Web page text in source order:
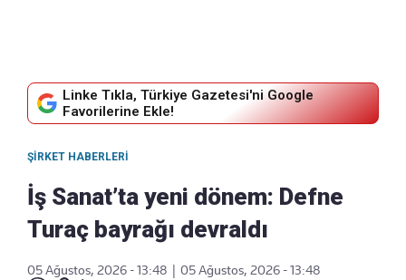
Linke Tıkla, Türkiye Gazetesi'ni Google
Favorilerine Ekle!
ŞIRKET HABERLERI
İş Sanat’ta yeni dönem: Defne
Turaç bayrağı devraldı
05 Ağustos, 2026 - 13:48 | 05 Ağustos, 2026 - 13:48